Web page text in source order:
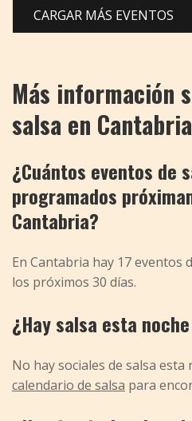
CARGAR MÁS EVENTOS
Más información
salsa en Cantabria
¿Cuántos eventos de
programados
Cantabria?
En Cantabria hay 17 eventos
los próximos 30 días.
¿Hay salsa esta
No hay sociales de salsa esta
calendario de salsa para